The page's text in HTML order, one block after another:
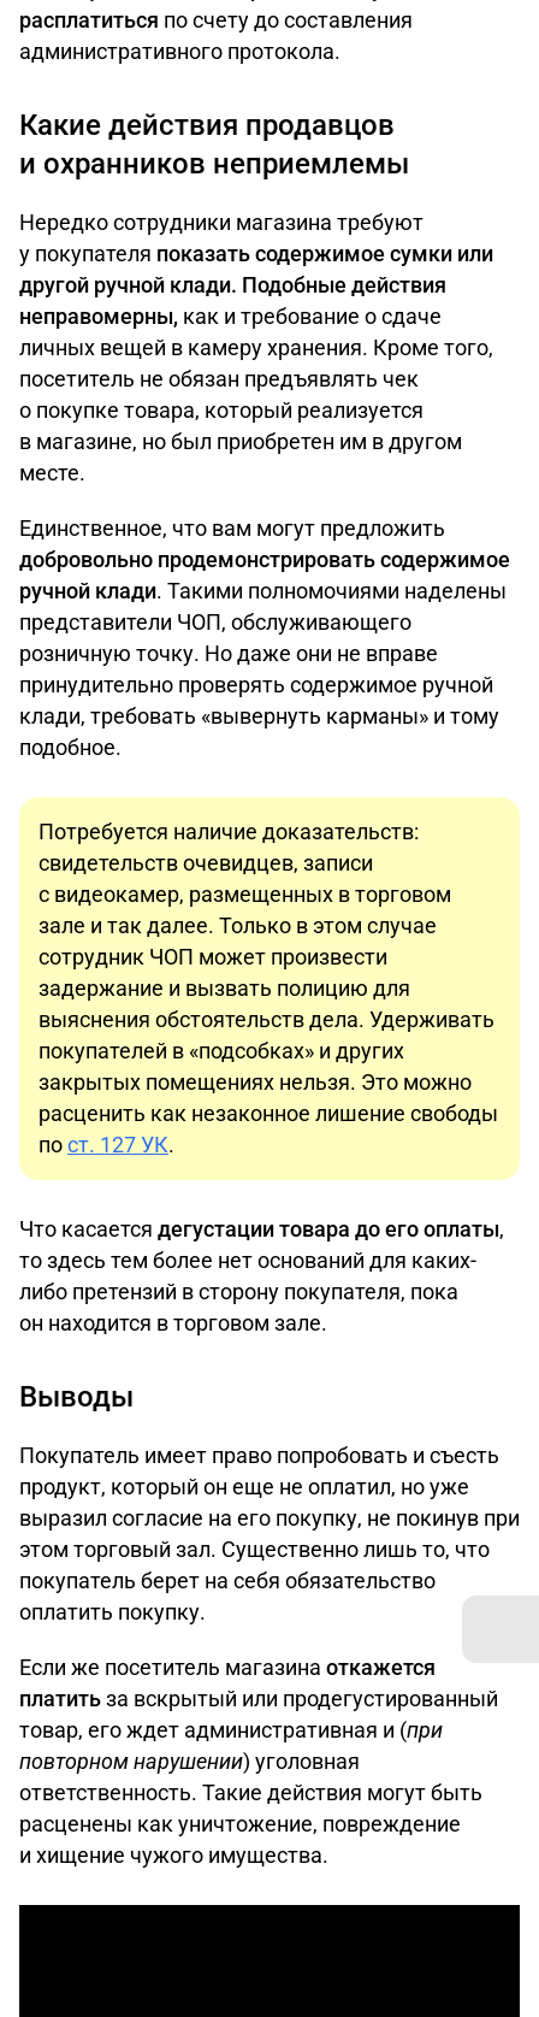
расплатиться по счету до составления
административного протокола.
Какие действия продавцов
и охранников неприемлемы
Нередко сотрудники магазина требуют
у покупателя показать содержимое сумки или
другой ручной клади. Подобные действия
неправомерны, как и требование о сдаче
личных вещей в камеру хранения. Кроме того,
посетитель не обязан предъявлять чек
о покупке товара, который реализуется
в магазине, но был приобретен им в другом
месте.
Единственное, что вам могут предложить
добровольно продемонстрировать содержимое
ручной клади. Такими полномочиями наделены
представители ЧОП, обслуживающего
розничную точку. Но даже они не вправе
принудительно проверять содержимое ручной
клади, требовать «вывернуть карманы» и тому
подобное.
Потребуется наличие доказательств:
свидетельств очевидцев, записи
с видеокамер, размещенных в торговом
зале и так далее. Только в этом случае
сотрудник ЧОП может произвести
задержание и вызвать полицию для
выяснения обстоятельств дела. Удерживать
покупателей в «подсобках» и других
закрытых помещениях нельзя. Это можно
расценить как незаконное лишение свободы
пост. 127 УК.
Что касается дегустации товара до его оплаты,
то здесь тем более нет оснований для каких-
либо претензий в сторону покупателя, пока
он находится в торговом зале.
Выводы
Покупатель имеет право попробовать и съесть
продукт, который он еще не оплатил, но уже
выразил согласие на его покупку, не покинув при
этом торговый зал. Существенно лишь то, что
покупатель берет на себя обязательство
оплатить покупку.
Если же посетитель магазина откажется
платитьза вскрытый или продегустированный
товар, его ждет административная и (при
повторном нарушении) уголовная
ответственность. Такие действия могут быть
расценены как уничтожение, повреждение
и хищение чужого имущества.